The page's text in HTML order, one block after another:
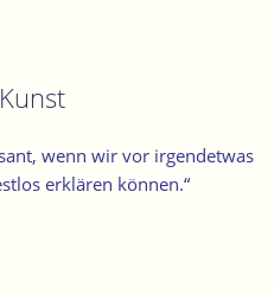
wenn wir vor irgendetwas
erklären können.“